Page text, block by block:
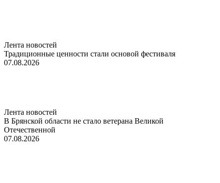
Лента новостей
Традиционные ценности стали основой фестиваля
07.08.2026
Лента новостей
В Брянской области не стало ветерана Великой
Отечественной
07.08.2026